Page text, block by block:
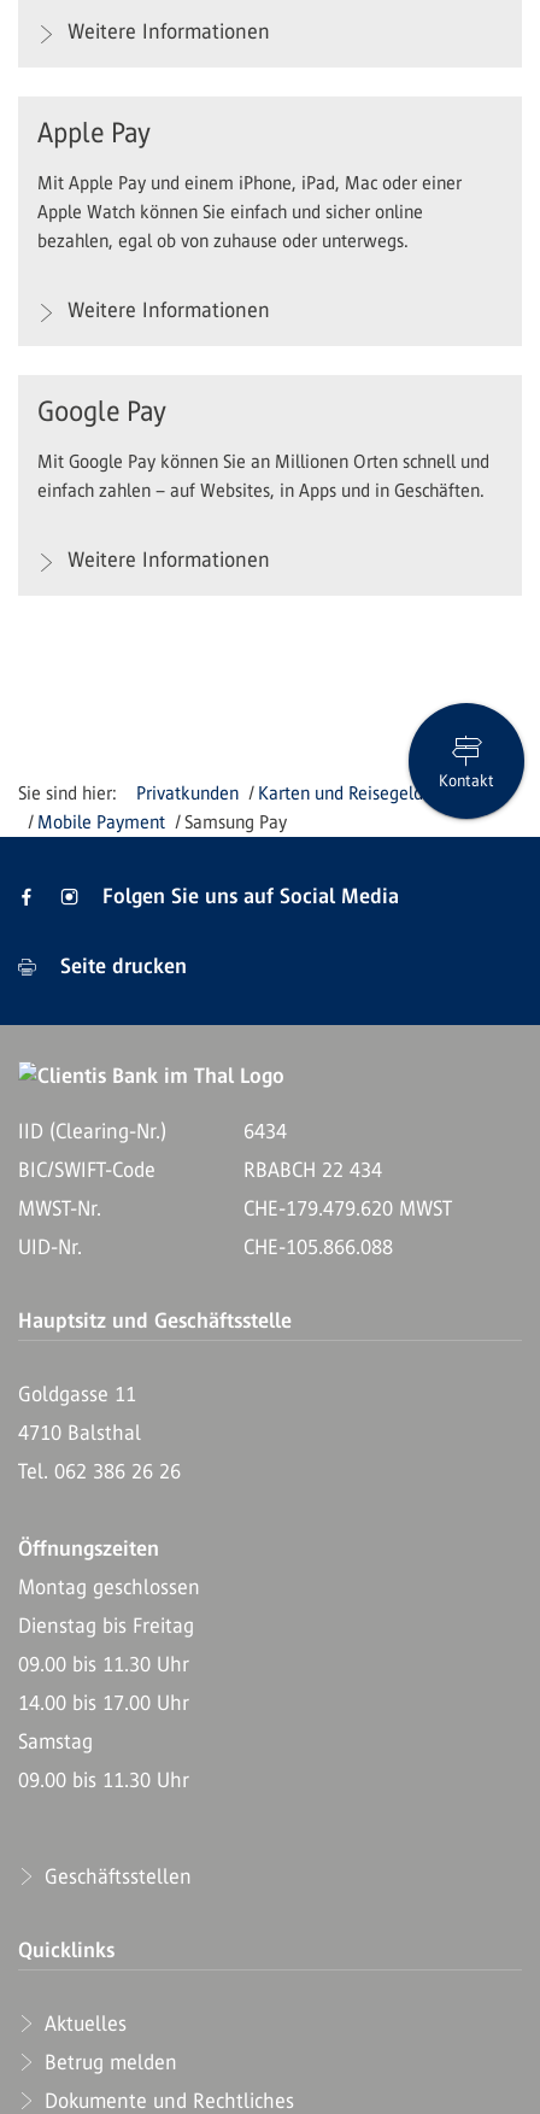
Weitere Informationen
Apple Pay
Mit Apple Pay und einem iPhone, iPad, Mac oder einer
Apple Watch können Sie einfach und sicher online
bezahlen, egal ob von zuhause oder unterwegs.
Weitere Informationen
Google Pay
Mit Google Pay können Sie an Millionen Orten schnell und
einfach zahlen – auf Websites, in Apps und in Geschäften.
Weitere Informationen
Privatkunden
Karten und Reisegeld
Mobile Payment
Samsung Pay
Kontakt
Folgen Sie uns auf Social Media
Seite drucken
IID (Clearing-Nr.)
6434
BIC/SWIFT-Code
RBABCH 22 434
MWST-Nr.
CHE-179.479.620 MWST
UID-Nr.
CHE-105.866.088
Hauptsitz und Geschäftsstelle
Goldgasse 11
4710 Balsthal
Tel. 062 386 26 26
Öffnungszeiten
Montag geschlossen
Dienstag bis Freitag
09.00 bis 11.30 Uhr
14.00 bis 17.00 Uhr
Samstag
09.00 bis 11.30 Uhr
Geschäftsstellen
Quicklinks
Aktuelles
Betrug melden
Dokumente und Rechtliches